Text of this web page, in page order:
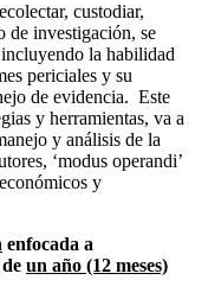
custodiar,
de investigación, se
la habilidad
periciales y su
de evidencia. Este
y herramientas, va a
y análisis de la
‘modus operandi’
y
enfocada a
un año (12 meses)